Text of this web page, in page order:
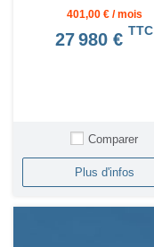
401,00 € / mois
27 980 € TTC
Comparer
Plus d'infos